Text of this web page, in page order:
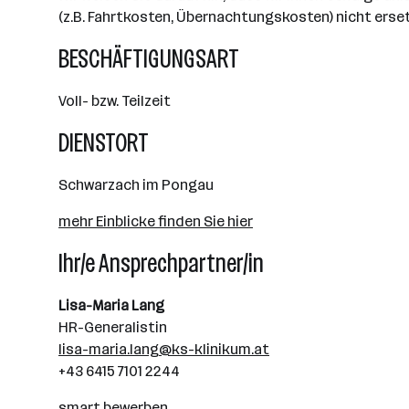
(z.B. Fahrtkosten, Übernachtungskosten) nicht
BESCHÄFTIGUNGSART
Voll- bzw. Teilzeit
DIENSTORT
Schwarzach im Pongau
mehr Einblicke finden Sie hier
Ihr/e Ansprechpartner/in
Lisa-Maria Lang
HR-Generalistin
lisa-maria.lang@ks-klinikum.at
+43 6415 7101 2244